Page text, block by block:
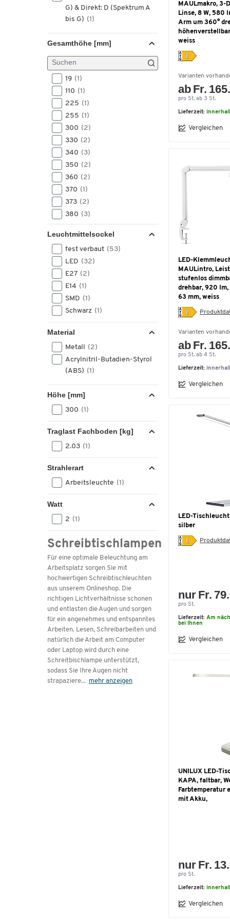
5,5(1)
6,5 (1)
6,6(1)
6W (1)
7,5
79(1)
G) & Direkt: D (Spektrum A
bis G) (1)
Gesamthöhe [mm]
19 (1)
110 (1)
225 (1)
255 (1)
300 (2)
330 (2)
340 (3)
350 (2)
360 (2)
370 (1)
373 (2)
380 (3)
390(1)
400 (7)
402(1)
405 (1)
410 (2)
420 (6)
430 (2)
440 (2)
460 (1)
470(1)
495(1)
498(1)
500(4)
510 (1)
515(1)
520 (2)
530 (1)
570 (1)
610 (1)
630 (3)
640 (1)
680 (1)
690
(1)
700(1)
710(1)
720(3)
730(1)
735
740 (1)
745 (1)
750(5)
Leuchtmittelsockel
fest verbaut (53)
LED (32)
E27 (2)
E14 (1)
SMD (1)
Schwarz (1)
Material
Metall (2)
Acrylnitril-Butadien-Styrol
(ABS) (1)
Höhe [mm]
300 (1)
Traglast Fachboden [kg]
2.03 (1)
Strahlerart
Arbeitsleuchte (1)
Watt
2 (1)
Schreibtischlampen
Für eine optimale Beleuchtung am
Arbeitsplatz sorgen Sie mit
hochwertigen Schreibtischleuchten
aus unserem Onlineshop. Die
richtigen Lichtverhältnisse schonen
und entlasten die Augen und sorgen
für ein angenehmes und entspanntes
Arbeiten. Lesen, Schreibarbeiten und
natürlich die Arbeit am Computer
oder Laptop wird durch eine
Schreitbischlampe unterstützt,
sodass Sie Ihre Augen nicht
strapaziere... mehr anzeigen
MAULmakro, 3-
Linse, 8 W, 580
Arm um 360°
weiss
Varianten
ab Fr.
pro St. ab 3 St.
Lieferzeit:
Vergleichen
LED-
MAULintro,
stufenlos
drehbar, 920
63 mm, weiss
Varianten
ab Fr.
pro St. ab 4 St.
Lieferzeit:
Vergleichen
LED-
silber
nur Fr.
pro St.
Lieferzeit: Am
bei Ihnen
Vergleichen
UNILUX LED-
KAPA, faltbar,
Farbtemperatur
mit Akku,
nur Fr.
pro St.
Lieferzeit:
Vergleichen